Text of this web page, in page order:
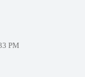
PM